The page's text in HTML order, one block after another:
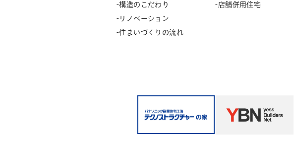
構造のこだわり
リノベーション
住まいづくりの流れ
店舗併用住宅